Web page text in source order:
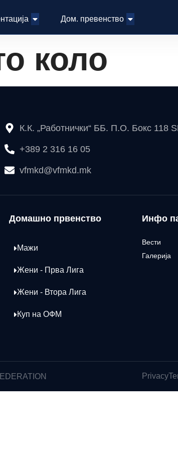
Дом. превенство
коло
К.К. „Работнички“ ББ. П.О. Бокс 118
+389 2 316 16 05
vfmkd@vfmkd.mk
Домашно првенство
Мажи
Жени - Прва Лига
Жени - Втора Лига
Куп на ОФМ
Инфо
Вести
Галерија
Privacy